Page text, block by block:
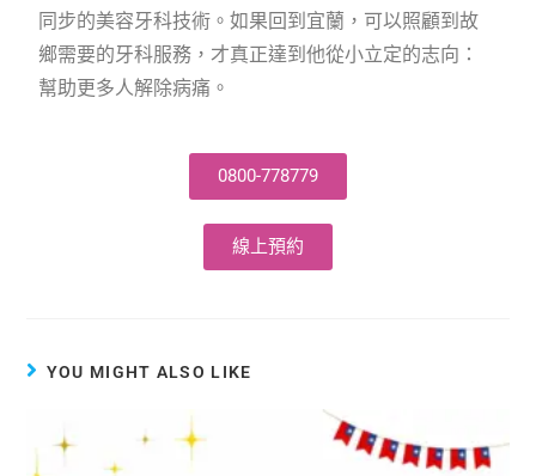
同步的美容牙科技術。如果回到宜蘭，可以照顧到故
鄉需要的牙科服務，才真正達到他從小立定的志向：
幫助更多人解除病痛。
0800-778779
線上預約
YOU MIGHT ALSO LIKE